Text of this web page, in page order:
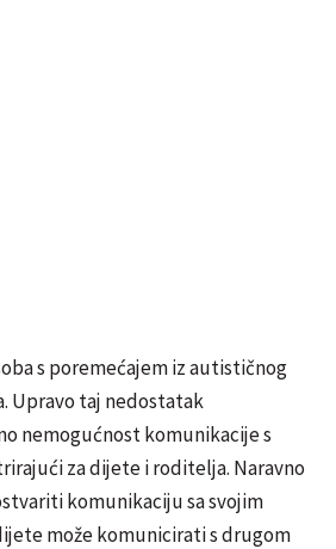
s poremećajem iz autističnog
Upravo taj nedostatak
nemogućnost komunikacije s
za dijete i roditelja. Naravno
komunikaciju sa svojim
može komunicirati s drugom